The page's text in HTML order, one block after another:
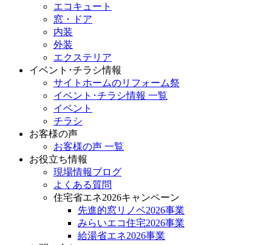
エコキュート
窓・ドア
内装
外装
エクステリア
イベント･チラシ情報
サイトホームのリフォーム祭
イベント･チラシ情報 一覧
イベント
チラシ
お客様の声
お客様の声 一覧
お役立ち情報
現場情報ブログ
よくある質問
住宅省エネ2026キャンペーン
先進的窓リノベ2026事業
みらいエコ住宅2026事業
給湯省エネ2026事業